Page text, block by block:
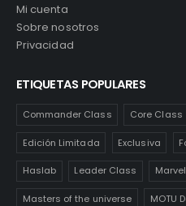
Mi cuenta
Sobre nosotros
Privacidad
ETIQUETAS POPULARES
Commander Class Core Class
Edición Limitada Exclusiva
Haslab Leader Class
Masters of the universe MOTU